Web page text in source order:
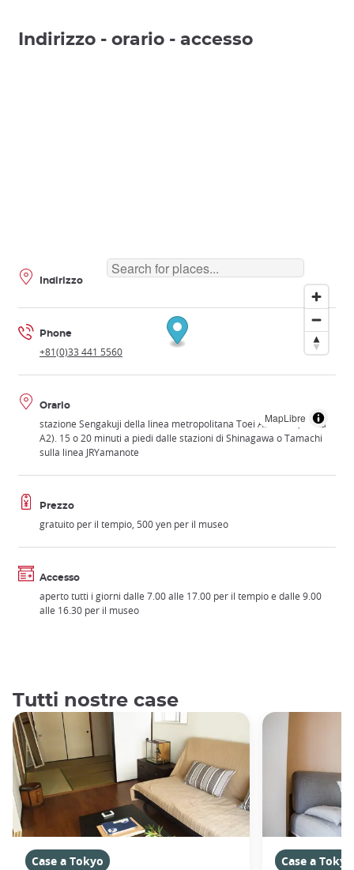
Indirizzo - orario - accesso
MapLibre
Indirizzo
Phone
+81(0)33 441 5560
Orario
stazione Sengakuji della linea metropolitana Toei Asakusa (uscita
A2). 15 o 20 minuti a piedi dalle stazioni di Shinagawa o Tamachi
sulla linea JRYamanote
Prezzo
gratuito per il tempio, 500 yen per il museo
Accesso
aperto tutti i giorni dalle 7.00 alle 17.00 per il tempio e dalle 9.00
alle 16.30 per il museo
Tutti nostre case
Case a Tokyo
Case a Tokyo